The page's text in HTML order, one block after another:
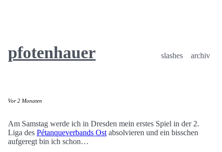
pfotenhauer slashes archiv
Vor 2 Monaten
Am Samstag werde ich in Dresden mein erstes Spiel in der 2.
Liga des Pétanqueverbands Ost absolvieren und ein bisschen
aufgeregt bin ich schon…